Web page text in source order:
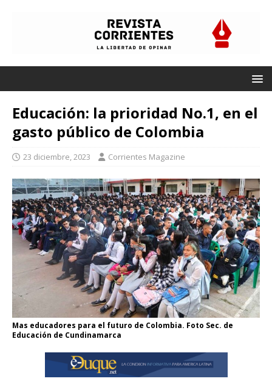
Educación: la prioridad No.1, en el
gasto público de Colombia
23 diciembre, 2023 Corrientes Magazine
Mas educadores para el futuro de Colombia. Foto Sec. de
Educación de Cundinamarca